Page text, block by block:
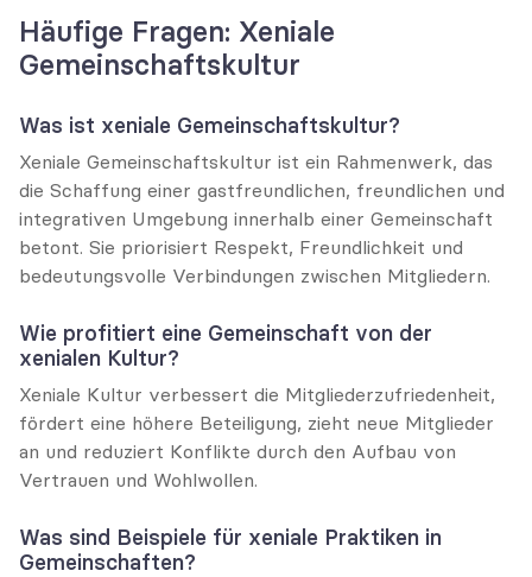
Häufige Fragen: Xeniale
Gemeinschaftskultur
Was ist xeniale Gemeinschaftskultur?
Xeniale Gemeinschaftskultur ist ein Rahmenwerk, das
die Schaffung einer gastfreundlichen, freundlichen und
integrativen Umgebung innerhalb einer Gemeinschaft
betont. Sie priorisiert Respekt, Freundlichkeit und
bedeutungsvolle Verbindungen zwischen Mitgliedern.
Wie profitiert eine Gemeinschaft von der
xenialen Kultur?
Xeniale Kultur verbessert die Mitgliederzufriedenheit,
fördert eine höhere Beteiligung, zieht neue Mitglieder
an und reduziert Konflikte durch den Aufbau von
Vertrauen und Wohlwollen.
Was sind Beispiele für xeniale Praktiken in
Gemeinschaften?